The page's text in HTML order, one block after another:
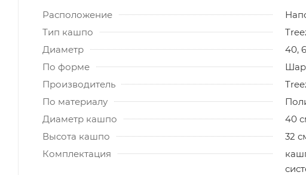
Расположение
Тип кашпо
Диаметр
40,
По форме
Производитель
По материалу
Диаметр кашпо
40
Высота кашпо
32
Комплектация